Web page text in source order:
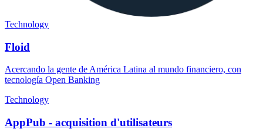
Technology
Floid
Acercando la gente de América Latina al mundo financiero, con
tecnología Open Banking
Technology
AppPub - acquisition d'utilisateurs